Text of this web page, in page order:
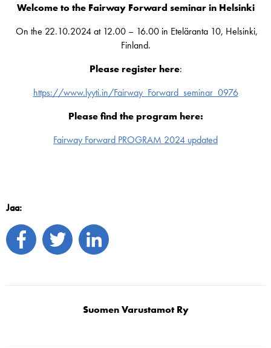
Welcome to the Fairway Forward seminar in Helsinki
On the 22.10.2024 at 12.00 – 16.00 in Eteläranta 10, Helsinki,
Finland.
Please register here:
https://www.lyyti.in/Fairway_Forward_seminar_0976
Please find the program here:
Fairway Forward PROGRAM 2024 updated
Jaa:
Suomen Varustamot Ry